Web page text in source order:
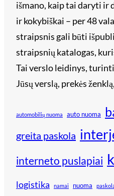
išmano, kaip tai daryti ir
ir kokybiškai – per 48
straipsnis gali būti
straipsnių katalogas,
Tai verslo leidinys,
Jūsų verslą, prekės
automobilių nuoma auto nuoma
greita paskola
interneto puslapiai
logistika namai nuoma